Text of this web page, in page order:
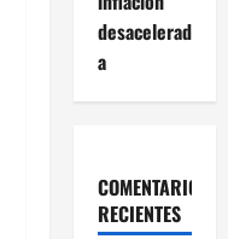
desacelerad
a
COMENTARIOS
RECIENTES